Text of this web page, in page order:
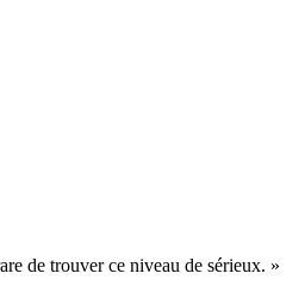
de trouver ce niveau de sérieux. »